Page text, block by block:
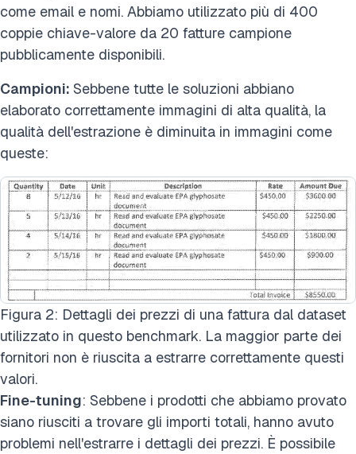
come email e nomi. Abbiamo utilizzato più di 400
coppie chiave-valore da 20 fatture campione
pubblicamente disponibili.
Campioni: Sebbene tutte le soluzioni abbiano
elaborato correttamente immagini di alta qualità, la
qualità dell'estrazione è diminuita in immagini come
queste:
Figura 2: Dettagli dei prezzi di una fattura dal dataset
utilizzato in questo benchmark. La maggior parte dei
fornitori non è riuscita a estrarre correttamente questi
valori.
Fine-tuning: Sebbene i prodotti che abbiamo provato
siano riusciti a trovare gli importi totali, hanno avuto
problemi nell'estrarre i dettagli dei prezzi. È possibile